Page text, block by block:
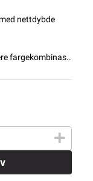
nettdybde
fargekombinas..